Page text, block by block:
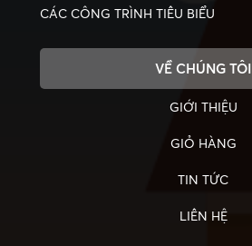
CÁC CÔNG TRÌNH TIÊU BIỂU
VỀ CHÚNG TÔI
GIỚI THIỆU
GIỎ HÀNG
TIN TỨC
LIÊN HỆ